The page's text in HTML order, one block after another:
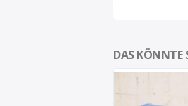
DAS KÖNNTE